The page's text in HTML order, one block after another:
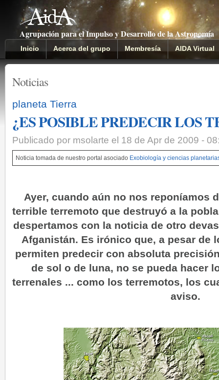
Agrupación para el Impulso y Desarrollo de la Astronomía
Inicio Acerca del grupo Membresía AIDA Virtual
Noticias
planeta Tierra
¿ES POSIBLE PREDECIR LOS
Publicado por msolarte el 18 de Apr de 2009 -
Noticia tomada de nuestro portal asociado Exobiología y ciencias
Ayer, cuando aún no nos reponíamos
terrible terremoto que destruyó a la
despertamos con la noticia de otro
Afganistán. Es irónico que, a pesar de
permiten predecir con absoluta
de sol o de luna, no se pueda hacer
terrenales ... como los terremotos, los
aviso.